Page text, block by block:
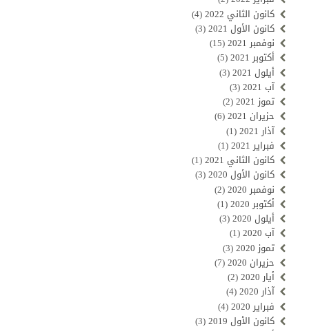
كانون الثاني 2022
(4)
كانون الأول 2021
(3)
نوفمبر 2021
(15)
أكتوبر 2021
(5)
أيلول 2021
(3)
آب 2021
(3)
تموز 2021
(2)
حزيران 2021
(6)
آذار 2021
(1)
فبراير 2021
(1)
كانون الثاني 2021
(1)
كانون الأول 2020
(3)
نوفمبر 2020
(2)
أكتوبر 2020
(1)
أيلول 2020
(3)
آب 2020
(1)
تموز 2020
(3)
حزيران 2020
(7)
أيار 2020
(2)
آذار 2020
(4)
فبراير 2020
(4)
كانون الأول 2019
(3)